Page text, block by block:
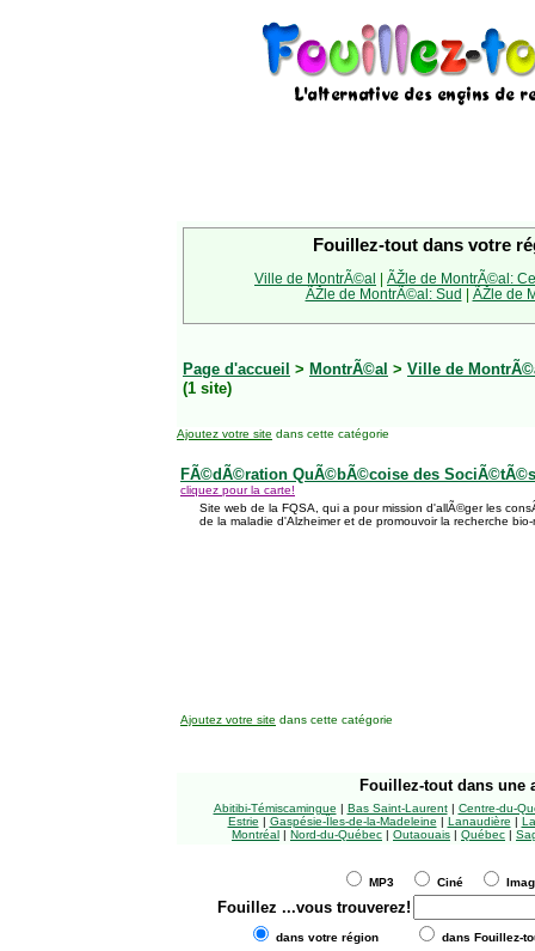
Fouillez-tout dans votre
Ville de MontrÃ©al | ÃŽle de MontrÃ©al:
ÃŽle de MontrÃ©al: Sud | ÃŽle de
Page d'accueil > MontrÃ©al > Ville de
(1 site)
Ajoutez votre site dans cette catégorie
FÃ©dÃ©ration QuÃ©bÃ©coise des
cliquez pour la carte!
Site web de la FQSA, qui a pour mission d'allÃ©ger les
de la maladie d'Alzheimer et de promouvoir la recherche
Ajoutez votre site dans cette catégorie
Fouillez-tout dans une
Abitibi-Témiscamingue | Bas Saint-Laurent| Centre-du-
Estrie | Gaspésie-Îles-de-la-Madeleine | Lanaudière |
Montréal | Nord-du-Québec | Outaouais | Québec |
MP3 Ciné
Fouillez ...vous trouverez!
dans votre région dans Fouillez-